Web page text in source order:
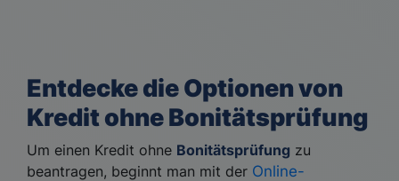
Entdecke die Optionen von
Kredit ohne Bonitätsprüfung
Um einen Kredit ohne Bonitätsprüfung zu
beantragen, beginnt man mit der Online-